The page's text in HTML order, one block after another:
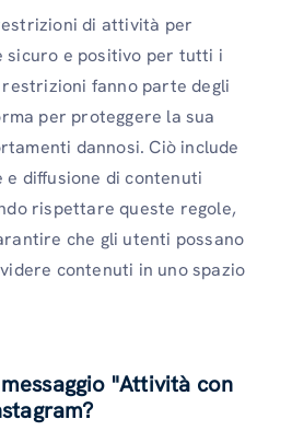
di attività per
sicuro e positivo per tutti i
fanno parte degli
per proteggere la sua
dannosi. Ciò include
e diffusione di contenuti
rispettare queste regole,
che gli utenti possano
contenuti in uno spazio
"Attività con